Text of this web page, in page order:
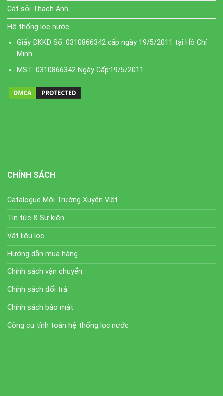
Cát sỏi Thạch Anh
Hệ thống lọc nước
Giấy ĐKKD Số: 0310866342 cấp ngày 19/5/2011 tại Hồ Chí
Minh
MST: 0310866342 Ngày Cấp:19/5/2011
CHÍNH SÁCH
Catalogue Môi Trường Xuyên Việt
Tin tức & Sự kiện
Vật liệu lọc
Hướng dẫn mua hàng
Chính sách vận chuyển
Chính sách đổi trả
Chính sách bảo mật
Công cụ tính toán hệ thống lọc nước